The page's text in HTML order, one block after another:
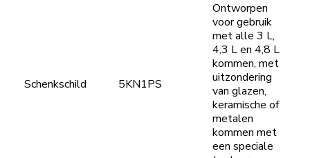
Schenkschild 5KN1PS
Ontworpen
voor gebruik
met alle 3 L,
4,3 L en 4,8 L
kommen, met
uitzondering
van glazen,
keramische of
metalen
kommen met
een speciale